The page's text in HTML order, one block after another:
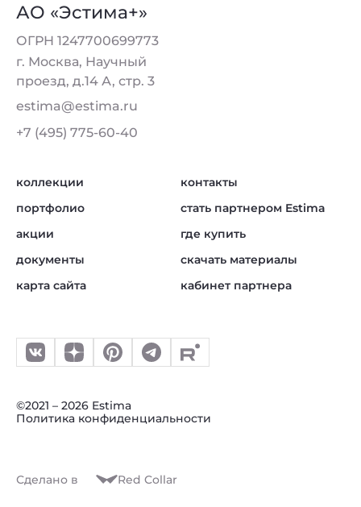
АО «Эстима+»
ОГРН 1247700699773
г. Москва, Научный
проезд, д.14 А, стр. 3
estima@estima.ru
+7 (495) 775-60-40
коллекции
портфолио
акции
документы
карта сайта
контакты
стать партнером Estima
где купить
скачать материалы
кабинет партнера
©2021 – 2026 Estima
Политика конфиденциальности
Сделано в Red Collar